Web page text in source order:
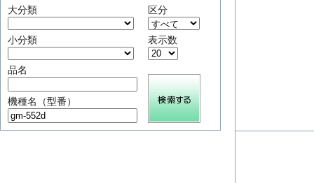
大分類 区分
小分類 表示数
品名
機種名（型番）